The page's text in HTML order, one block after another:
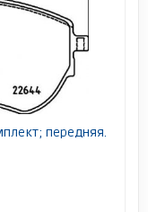
передняя.